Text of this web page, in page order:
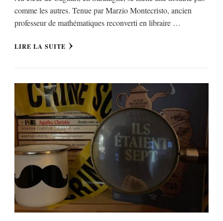
comme les autres. Tenue par Marzio Montecristo, ancien
professeur de mathématiques reconverti en libraire …
LIRE LA SUITE